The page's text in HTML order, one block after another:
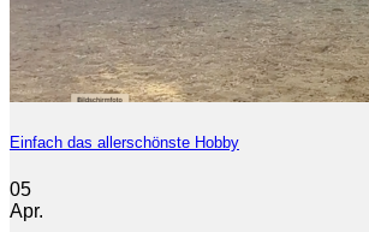
Einfach das allerschönste Hobby
05
Apr.